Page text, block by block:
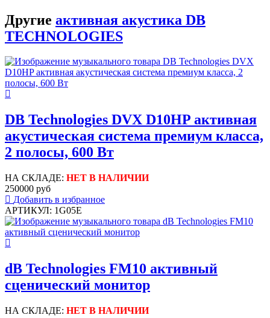
Другие активная акустика DB
TECHNOLOGIES
DB Technologies DVX D10HP активная
акустическая система премиум класса,
2 полосы, 600 Вт
НА СКЛАДЕ: НЕТ В НАЛИЧИИ
250000 руб
Добавить в избранное
АРТИКУЛ: 1G05E
dB Technologies FM10 активный
сценический монитор
НА СКЛАДЕ: НЕТ В НАЛИЧИИ